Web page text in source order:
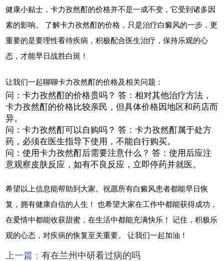
健康小贴士，卡力孜然酊的价格并不是一成不变，它受到诸多因
素的影响。 了解卡力孜然酊的价格，只是治疗白癜风的一步，更
重要的是要理性看待疾病，积极配合医生治疗，保持乐观的心
态，才能早日战胜白斑！
让我们一起聊聊卡力孜然酊的价格及相关问题：
问：卡力孜然酊的价格贵吗？ 答：相对其他治疗方法，
卡力孜然酊的价格比较亲民，但具体价格因地区和药店而
异。
问：卡力孜然酊可以自购吗？ 答：卡力孜然酊属于处方
药，必须在医生指导下使用，不能自行购买。
问：使用卡力孜然酊后需要注意什么？ 答：使用后应注
意观察皮肤反应，如有不良反应，立即停药并就医。
希望以上信息能帮助到大家。祝愿所有白癜风患者都能早日恢
复，拥有健康自信的人生！ 也希望大家在工作中都能获得成功，
在爱情中都能收获甜蜜，在生活中都能充满快乐！ 记住，积极乐
观的心态，对疾病的恢复至关重要。 让我们一起加油！
上一篇：有在兰州中研看过病的吗